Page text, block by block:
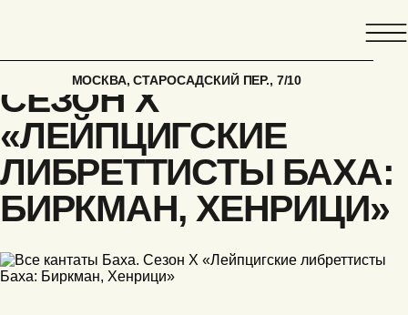
МОСКВА, СТАРОСАДСКИЙ ПЕР., 7/10
ВСЕ КАНТАТЫ БАХА.
СЕЗОН X
«ЛЕЙПЦИГСКИЕ
ЛИБРЕТТИСТЫ БАХА:
БИРКМАН, ХЕНРИЦИ»